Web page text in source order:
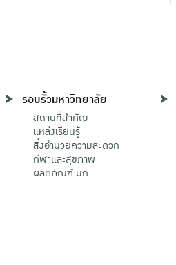
รอบรั้วมหาวิทยาลัย
สถานที่สำคัญ
แหล่งเรียนรู้
สิ่งอำนวยความสะดวก
กีฬาและสุขภาพ
ผลิตภัณฑ์ มก.